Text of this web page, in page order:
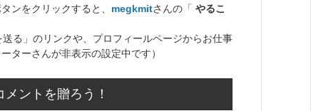
ンをクリックすると、 megkmitさんの「 やるこ
る」のリンクや、プロフィールページからお仕事
ターさんが非表示の設定中です）
ントを贈ろう！